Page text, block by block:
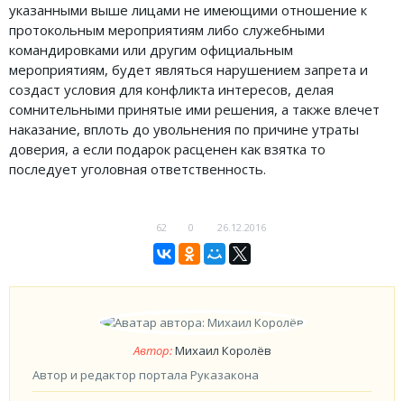
указанными выше лицами не имеющими отношение к
протокольным мероприятиям либо служебными
командировками или другим официальным
мероприятиям, будет являться нарушением запрета и
создаст условия для конфликта интересов, делая
сомнительными принятые ими решения, а также влечет
наказание, вплоть до увольнения по причине утраты
доверия, а если подарок расценен как взятка то
последует уголовная ответственность.
62 0 26.12.2016
Автор:Михаил Королёв
Автор и редактор портала Руказакона
+7 (800) 511-86-74
Для всех регионов РФ
Следите за новостями
в нашей группе